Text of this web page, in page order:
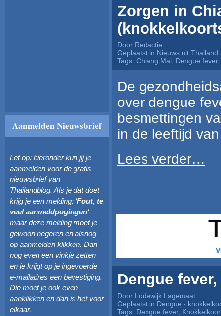
Aanmelden Nieuwsbrief
Let op: hieronder kun jij je
aanmelden voor de gratis
nieuwsbrief van
Thailandblog. Als je dat doet
krijg je een melding: ‘Fout, te
veel aanmeldpogingen‘
maar deze melding moet je
gewoon negeren en alsnog
op aanmelden klikken. Dan
nog even een vinkje zetten
en je krijgt op je ingevoerde
e-mailadres een bevestiging.
Die moet je ook even
aanklikken en dan is het voor
elkaar.
Zorgen in
Door Redactie
Geplaatst in Nieuws uit Thailand
Tags: Chiang Mai Dengue fever,
De
over dengue
besmettingen
in de leeftijd
Lees verder…
Dengue
Door Lodewijk Lagemaat
Geplaatst in Dengue -
Tags: Dengue fever,